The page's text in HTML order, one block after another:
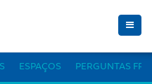
Toggle
ESPAÇOS PERGUNTAS